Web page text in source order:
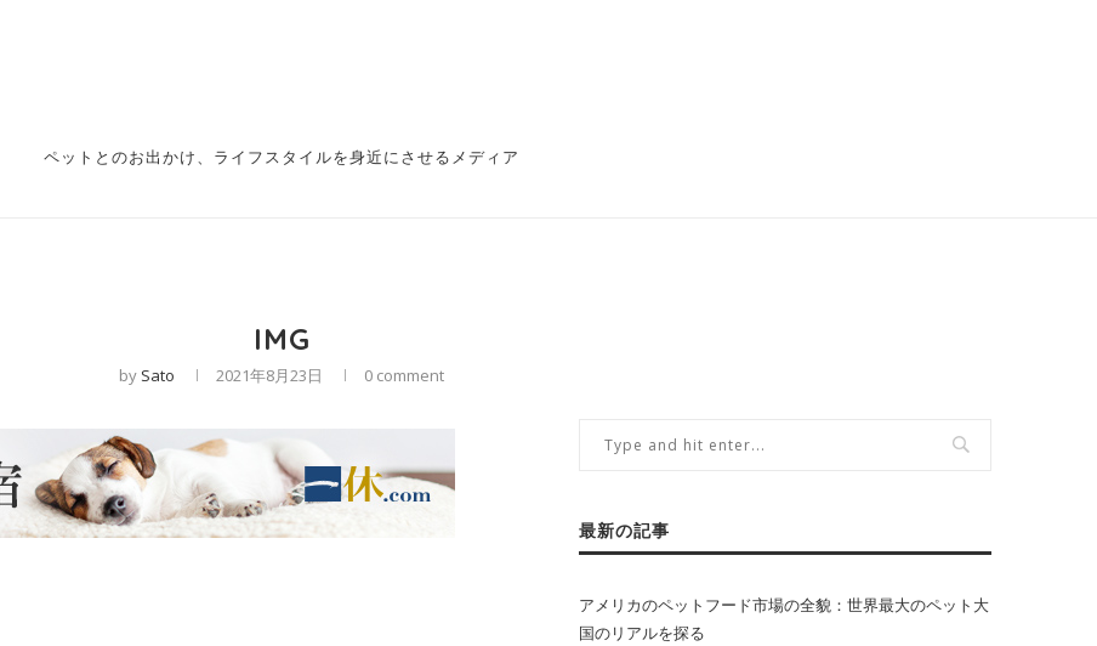
ペットとのお出かけ、ライフスタイルを身近にさせるメディア
IMG
by Sato 2021年8月23日 0 comment
最新の記事
アメリカのペットフード市場の全貌：世界最大のペット大
国のリアルを探る